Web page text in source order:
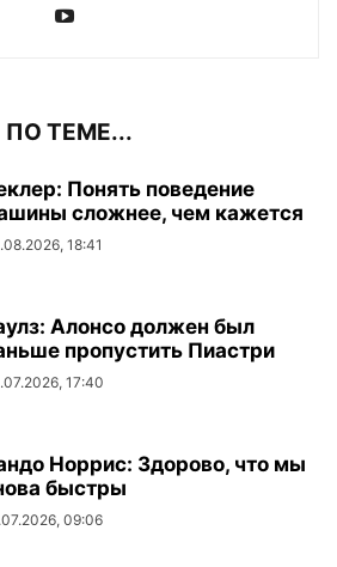
ПО ТЕМЕ...
Понять поведение
сложнее, чем кажется
18:41
Алонсо должен был
пропустить Пиастри
17:40
Норрис: Здорово, что мы
быстры
09:06